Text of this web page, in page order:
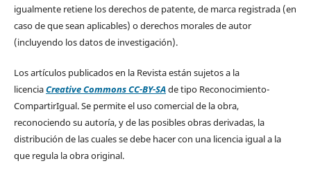
igualmente retiene los derechos de patente, de marca registrada (en
caso de que sean aplicables) o derechos morales de autor
(incluyendo los datos de investigación).
Los artículos publicados en la Revista están sujetos a la
licenciaCreative Commons CC-BY-SAde tipo Reconocimiento-
CompartirIgual. Se permite el uso comercial de la obra,
reconociendo su autoría, y de las posibles obras derivadas, la
distribución de las cuales se debe hacer con una licencia igual a la
que regula la obra original.